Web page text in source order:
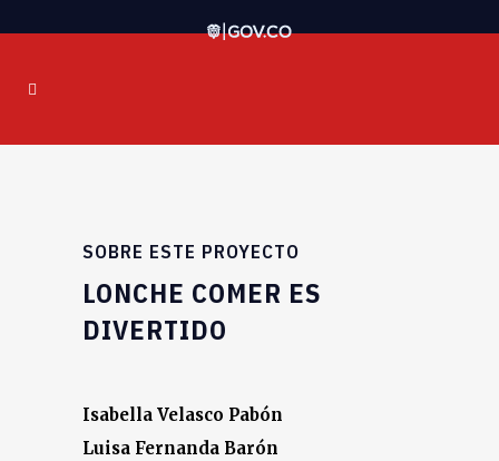
SOBRE ESTE PROYECTO
LONCHE COMER ES
DIVERTIDO
Isabella Velasco Pabón
Luisa Fernanda Barón